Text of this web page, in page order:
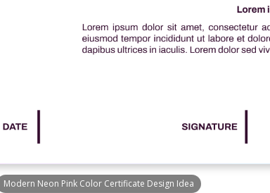
Modern Neon Pink Color Certificate Design Idea